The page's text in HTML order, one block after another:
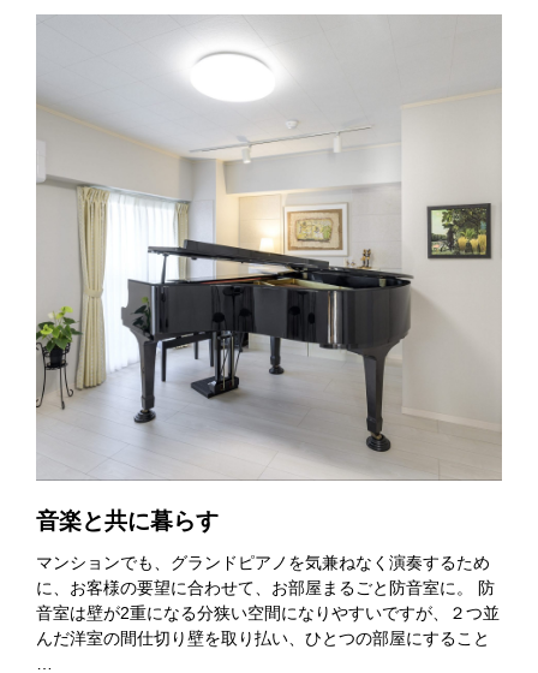
音楽と共に暮らす
マンションでも、グランドピアノを気兼ねなく演奏するため
に、お客様の要望に合わせて、お部屋まるごと防音室に。 防
音室は壁が2重になる分狭い空間になりやすいですが、２つ並
んだ洋室の間仕切り壁を取り払い、ひとつの部屋にすること